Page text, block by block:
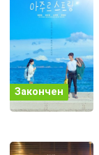
Закончен